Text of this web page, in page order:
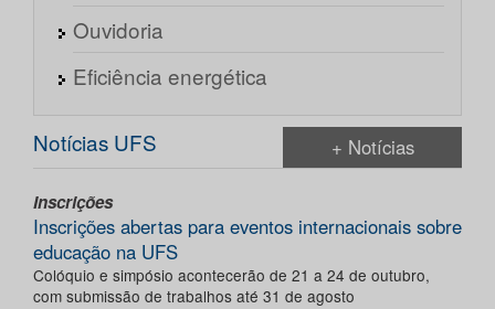
Ouvidoria
Eficiência energética
Notícias UFS + Notícias
Inscrições
Inscrições abertas para eventos internacionais sobre
educação na UFS
Colóquio e simpósio acontecerão de 21 a 24 de outubro,
com submissão de trabalhos até 31 de agosto